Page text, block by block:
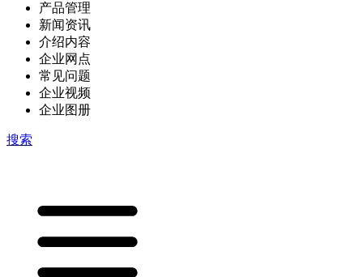
产品管理
新闻资讯
介绍内容
企业网点
常见问题
企业视频
企业图册
搜索